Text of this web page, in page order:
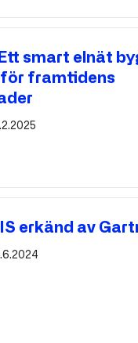
smart elnät
för framtidens
erkänd av